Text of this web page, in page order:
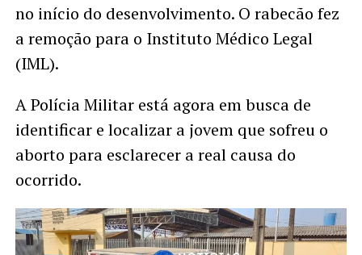
no início do desenvolvimento. O rabecão fez
a remoção para o Instituto Médico Legal
(IML).
A Polícia Militar está agora em busca de
identificar e localizar a jovem que sofreu o
aborto para esclarecer a real causa do
ocorrido.